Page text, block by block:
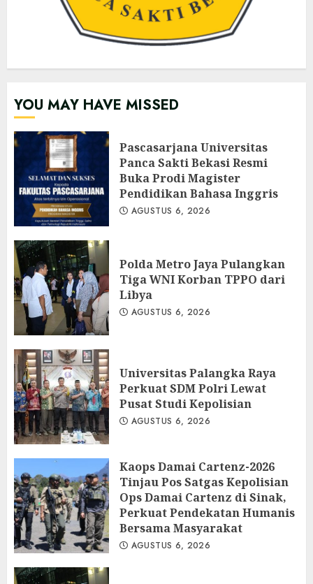
YOU MAY HAVE MISSED
Pascasarjana Universitas
Panca Sakti Bekasi Resmi
Buka Prodi Magister
Pendidikan Bahasa Inggris
AGUSTUS 6, 2026
Polda Metro Jaya Pulangkan
Tiga WNI Korban TPPO dari
Libya
AGUSTUS 6, 2026
Universitas Palangka Raya
Perkuat SDM Polri Lewat
Pusat Studi Kepolisian
AGUSTUS 6, 2026
Kaops Damai Cartenz-2026
Tinjau Pos Satgas Kepolisian
Ops Damai Cartenz di Sinak,
Perkuat Pendekatan Humanis
Bersama Masyarakat
AGUSTUS 6, 2026